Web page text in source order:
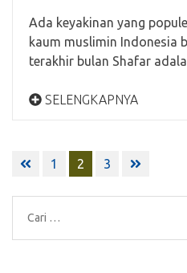
Ada keyakinan yang
kaum muslimin Indonesia
terakhir bulan Shafar
SELENGKAPNYA
Paginasi
1 2 3
Cari
untuk: